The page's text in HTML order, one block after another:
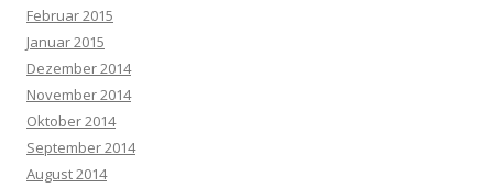
Februar 2015
Januar 2015
Dezember 2014
November 2014
Oktober 2014
September 2014
August 2014